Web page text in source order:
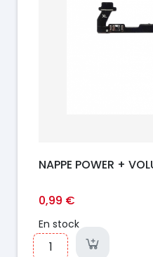
NAPPE POWER +
0,99 €
En stock